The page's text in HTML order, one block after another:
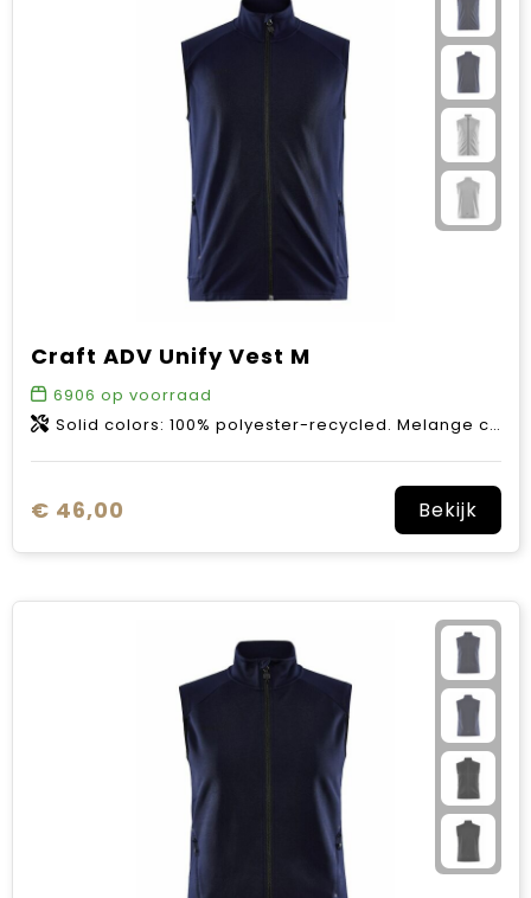
Craft ADV Unify Vest M
6906 op voorraad
Solid colors: 100% polyester-recycled. Melange colors: 60% polyester-recycled, 40% polyester.
€ 46,00 Bekijk